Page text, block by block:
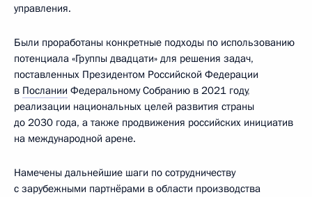
управления.
Были проработаны конкретные подходы по использованию
потенциала «Группы двадцати» для решения задач,
поставленных Президентом Российской Федерации
в Послании Федеральному Собранию в 2021 году,
реализации национальных целей развития страны
до 2030 года, а также продвижения российских инициатив
на международной арене.
Намечены дальнейшие шаги по сотрудничеству
с зарубежными партнёрами в области производства